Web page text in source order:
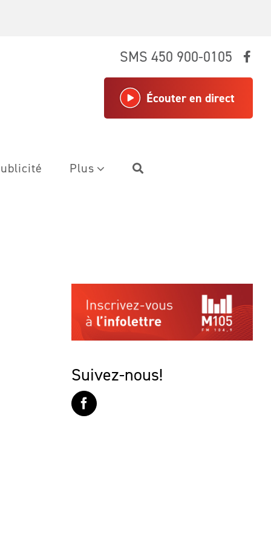
SMS 450 900-0105
Écouter en direct
Plus
Suivez-nous!